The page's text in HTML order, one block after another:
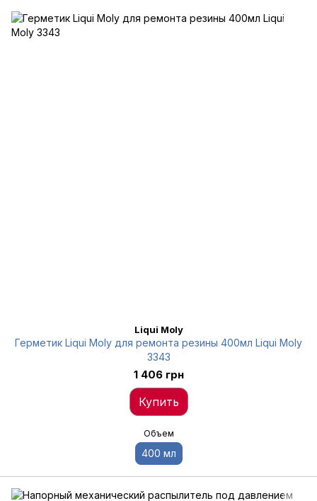
Liqui Moly
Герметик Liqui Moly для ремонта резины 400мл Liqui Moly
3343
1 406 грн
Купить
Объем
400 мл